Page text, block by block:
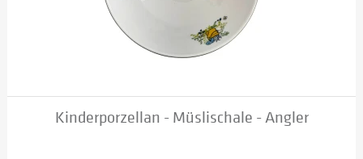
Kinderporzellan - Müslischale - Angler